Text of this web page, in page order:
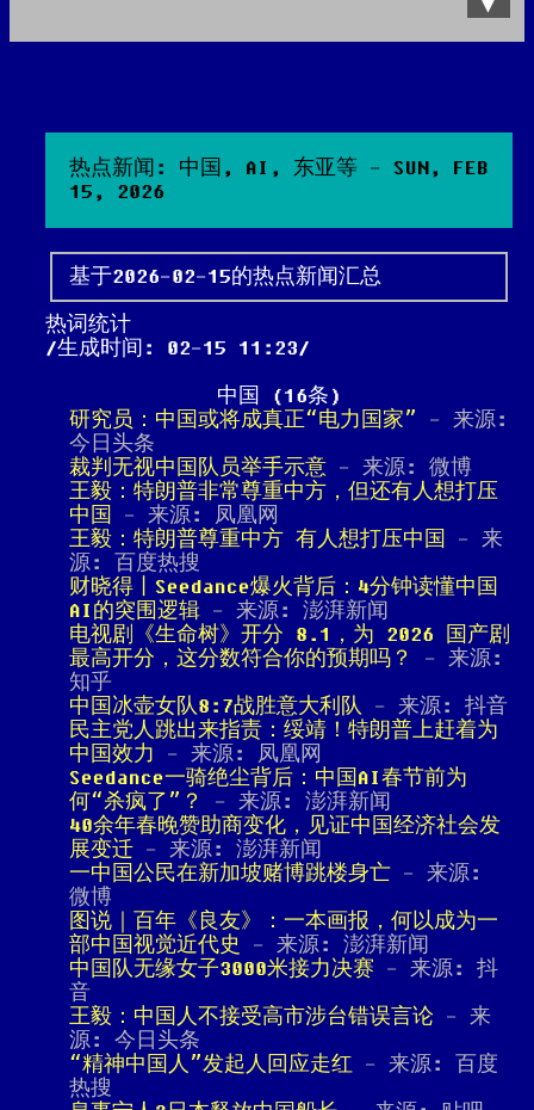
热点新闻: 中国, AI, 东亚等 - SUN, FEB
15, 2026
基于2026-02-15的热点新闻汇总
热词统计
生成时间: 02-15 11:23
中国 (16条)
研究员：中国或将成真正“电力国家” - 来源:
今日头条
裁判无视中国队员举手示意 - 来源: 微博
王毅：特朗普非常尊重中方，但还有人想打压
中国
- 来源: 凤凰网
王毅：特朗普尊重中方 有人想打压中国
- 来
源: 百度热搜
财晓得丨Seedance爆火背后：4分钟读懂中国
AI的突围逻辑 - 来源: 澎湃新闻
电视剧《生命树》开分 8.1，为 2026 国产剧
最高开分，这分数符合你的预期吗？
- 来源:
知乎
中国冰壶女队8:7战胜意大利队 - 来源: 抖音
民主党人跳出来指责：绥靖！特朗普上赶着为
中国效力 - 来源: 凤凰网
Seedance一骑绝尘背后：中国AI春节前为
何“杀疯了”？
- 来源: 澎湃新闻
40余年春晚赞助商变化，见证中国经济社会发
展变迁 - 来源: 澎湃新闻
一中国公民在新加坡赌博跳楼身亡 - 来源:
微博
图说｜百年《良友》：一本画报，何以成为一
部中国视觉近代史
- 来源: 澎湃新闻
中国队无缘女子3000米接力决赛 - 来源: 抖
音
王毅：中国人不接受高市涉台错误言论 - 来
源: 今日头条
“精神中国人”发起人回应走红 - 来源: 百度
热搜